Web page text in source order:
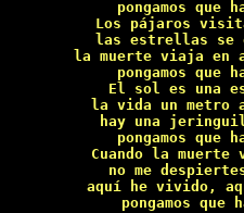
pongamos que
Los pájaros
las estrellas se
la muerte viaja en
pongamos que
El sol es una
la vida un metro
hay una
pongamos que
Cuando la muerte
no me
aquí he vivido,
pongamos que